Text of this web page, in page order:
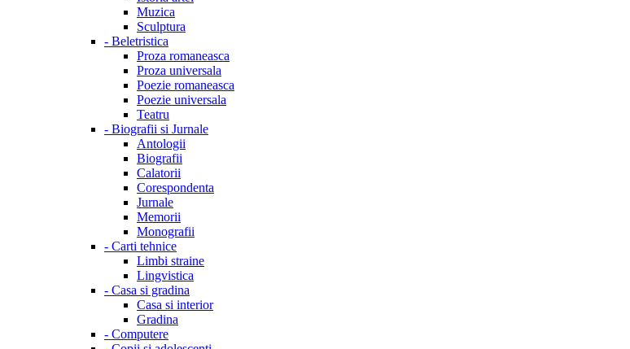
Muzica
Sculptura
- Beletristica
Proza romaneasca
Proza universala
Poezie romaneasca
Poezie universala
Teatru
- Biografii si Jurnale
Antologii
Biografii
Calatorii
Corespondenta
Jurnale
Memorii
Monografii
- Carti tehnice
Limbi straine
Lingvistica
- Casa si gradina
Casa si interior
Gradina
- Computere